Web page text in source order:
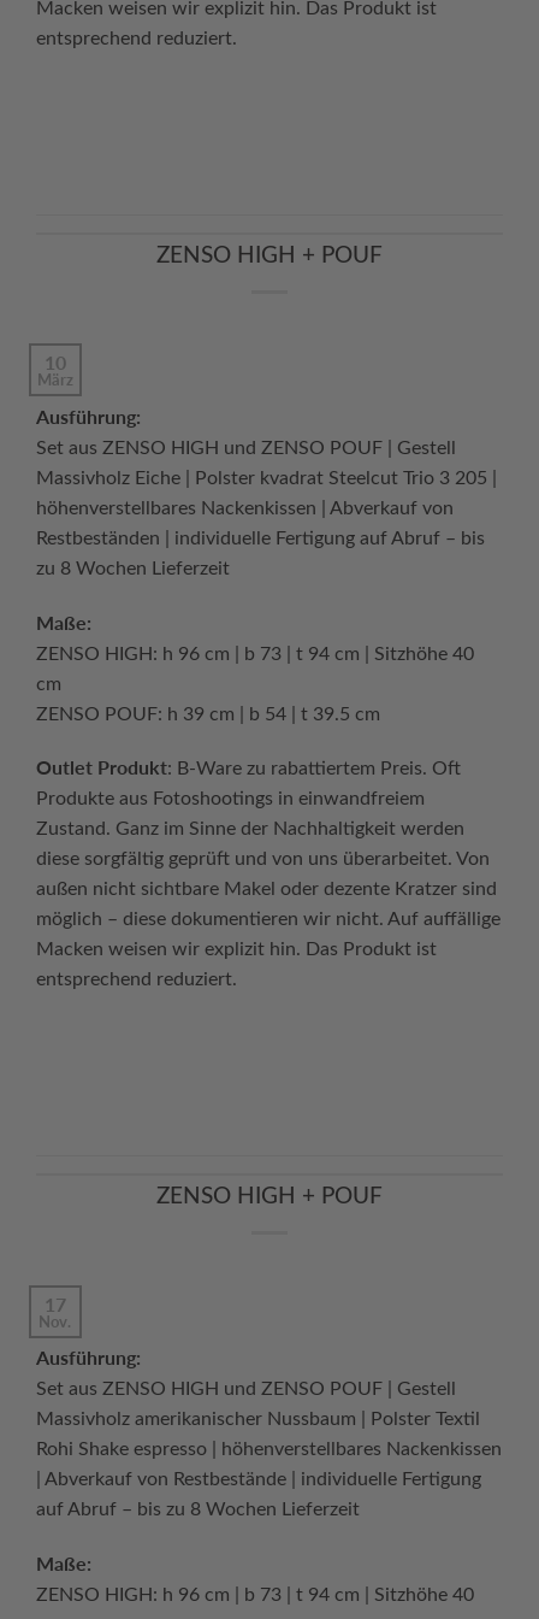
Macken weisen wir explizit hin. Das Produkt ist
entsprechend reduziert.
ZENSO HIGH + POUF
10
März
Ausführung:
Set aus ZENSO HIGH und ZENSO POUF | Gestell
Massivholz Eiche | Polster kvadrat Steelcut Trio 3 205 |
höhenverstellbares Nackenkissen | Abverkauf von
Restbeständen | individuelle Fertigung auf Abruf – bis
zu 8 Wochen Lieferzeit
Maße:
ZENSO HIGH: h 96 cm | b 73 | t 94 cm | Sitzhöhe 40
cm
ZENSO POUF: h 39 cm | b 54 | t 39.5 cm
Outlet Produkt: B-Ware zu rabattiertem Preis. Oft
Produkte aus Fotoshootings in einwandfreiem
Zustand. Ganz im Sinne der Nachhaltigkeit werden
diese sorgfältig geprüft und von uns überarbeitet. Von
außen nicht sichtbare Makel oder dezente Kratzer sind
möglich – diese dokumentieren wir nicht. Auf auffällige
Macken weisen wir explizit hin. Das Produkt ist
entsprechend reduziert.
ZENSO HIGH + POUF
17
Nov.
Ausführung:
Set aus ZENSO HIGH und ZENSO POUF | Gestell
Massivholz amerikanischer Nussbaum | Polster Textil
Rohi Shake espresso | höhenverstellbares Nackenkissen
| Abverkauf von Restbestände | individuelle Fertigung
auf Abruf – bis zu 8 Wochen Lieferzeit
Maße:
ZENSO HIGH: h 96 cm | b 73 | t 94 cm | Sitzhöhe 40